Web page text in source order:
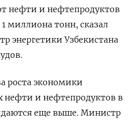
нефти и нефтепродуктов
миллиона тонн, сказал
энергетики Узбекистана
роста экономики
нефти и нефтепродуктов в
еще выше. Министр